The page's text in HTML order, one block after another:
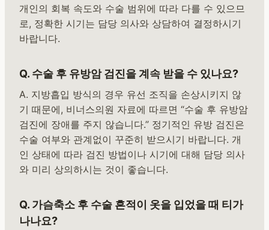
개인의 회복 속도와 수술 범위에 따라 다를 수 있으므
로, 정확한 시기는 담당 의사와 상담하여 결정하시기
바랍니다.
Q. 수술 후 유방암 검진을 계속 받을 수 있나요?
A. 지방흡입 방식의 경우 유선 조직을 손상시키지 않
기 때문에, 비너스의원 자료에 따르면 “수술 후 유방암
검진에 장애를 주지 않습니다.” 정기적인 유방 검진은
수술 여부와 관계없이 꾸준히 받으시기 바랍니다. 개
인 상태에 따라 검진 방법이나 시기에 대해 담당 의사
와 미리 상의하시는 것이 좋습니다.
Q. 가슴축소 후 수술 흔적이 옷을 입었을 때 티가
나나요?